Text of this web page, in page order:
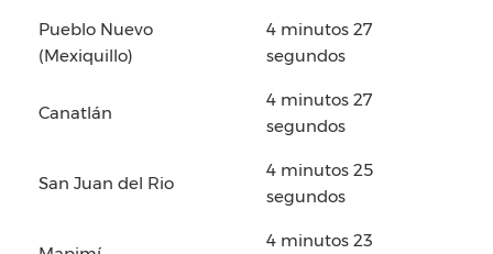
Pueblo Nuevo
(Mexiquillo)
4 minutos 27
segundos
Canatlán
4 minutos 27
segundos
San Juan del Rio
4 minutos 25
segundos
4 minutos 23